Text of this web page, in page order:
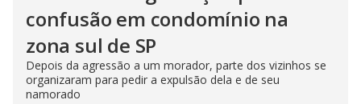
confusão em condomínio na
zona sul de SP
Depois da agressão a um morador, parte dos vizinhos se
organizaram para pedir a expulsão dela e de seu
namorado